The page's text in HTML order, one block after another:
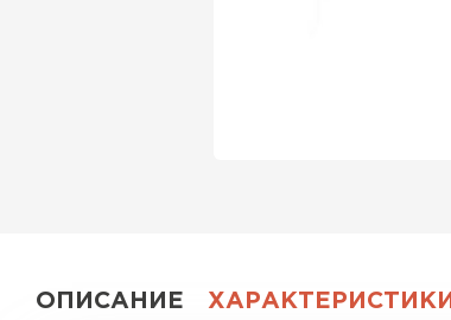
ОПИСАНИЕ ХАРАКТЕРИСТИКИ